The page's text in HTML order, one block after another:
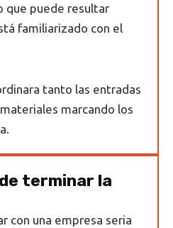
que puede resultar
familiarizado con el
tanto las entradas
marcando los
terminar la
con una empresa seria